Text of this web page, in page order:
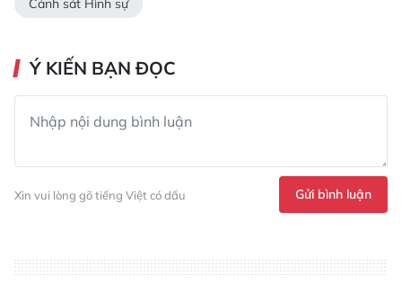
Cảnh sát Hình sự
Ý KIẾN BẠN ĐỌC
Xin vui lòng gõ tiếng Việt có dấu Gửi bình luận